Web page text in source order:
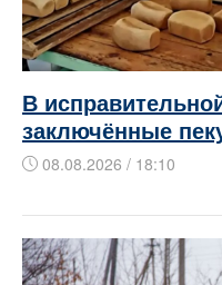
В
заключённые
08.08.2026 / 18:10